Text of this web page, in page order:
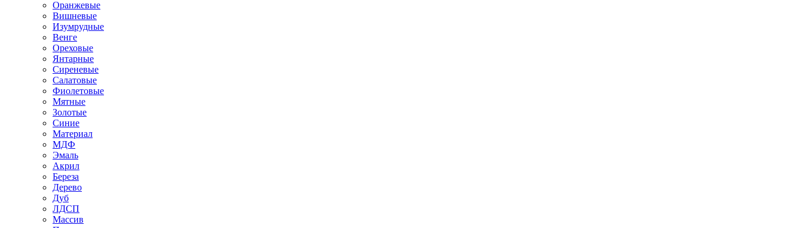
Оранжевые
Вишневые
Изумрудные
Венге
Ореховые
Янтарные
Сиреневые
Салатовые
Фиолетовые
Мятные
Золотые
Синие
Материал
МДФ
Эмаль
Акрил
Береза
Дерево
Дуб
ЛДСП
Массив